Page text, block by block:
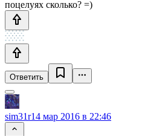
поцелуях сколько? =)
Ответить
sim31r14 мар 2016 в 22:46